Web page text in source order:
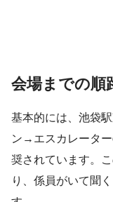
会場までの順
基本的には、池袋
ン→エスカレータ
奨されています。
り、係員がいて聞